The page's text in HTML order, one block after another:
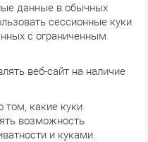
данные в обычных
сессионные куки
с ограниченным
веб-сайт на наличие
том, какие куки
возможность
и куками.